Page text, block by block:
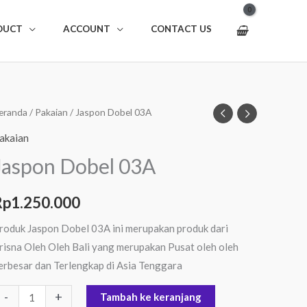
ACCOUNT CONTACT US
/ Pakaian / Jaspon Dobel 03A
Dobel 03A
1.250.000
Jaspon Dobel 03A ini merupakan produk dari
Oleh Oleh Bali yang merupakan Pusat oleh oleh
dan Terlengkap di Asia Tenggara
- + Tambah ke keranjang